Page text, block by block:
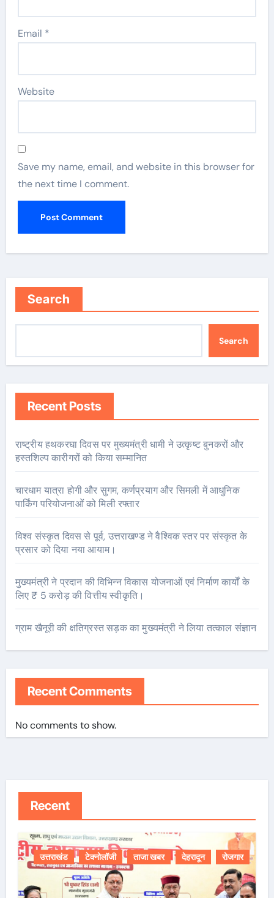
Email *
Website
Save my name, email, and website in this browser for
the next time I comment.
Search
Search
Recent Posts
राष्ट्रीय हथकरघा दिवस पर मुख्यमंत्री धामी ने उत्कृष्ट बुनकरों और
हस्तशिल्प कारीगरों को किया सम्मानित
चारधाम यात्रा होगी और सुगम, कर्णप्रयाग और सिमली में आधुनिक
पार्किंग परियोजनाओं को मिली रफ्तार
विश्व संस्कृत दिवस से पूर्व, उत्तराखण्ड ने वैश्विक स्तर पर संस्कृत के
प्रसार को दिया नया आयाम।
मुख्यमंत्री ने प्रदान की विभिन्न विकास योजनाओं एवं निर्माण कार्यों के
लिए ₹ 5 करोड़ की वित्तीय स्वीकृति।
ग्राम खैनूरी की क्षतिग्रस्त सड़क का मुख्यमंत्री ने लिया तत्काल संज्ञान
Recent Comments
No comments to show.
Recent
उत्तराखंड टेक्नोलॉजी ताजा खबर देहरादून रोजगार